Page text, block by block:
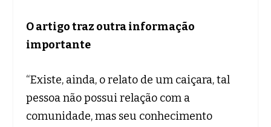
O artigo traz outra informação
importante
“Existe, ainda, o relato de um caiçara, tal
pessoa não possui relação com a
comunidade, mas seu conhecimento